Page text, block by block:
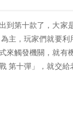
到第十款了，大家
主，玩家們就要
觸發機關，就有
第十彈」，就交給